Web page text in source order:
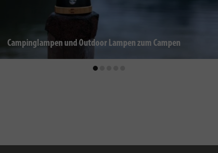
Campinglampen und Outdoor Lampen zum Campen